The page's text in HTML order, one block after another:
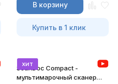
В корзину
Купить в 1 клик
хит
ScanDoc Compact -
мультимарочный сканер